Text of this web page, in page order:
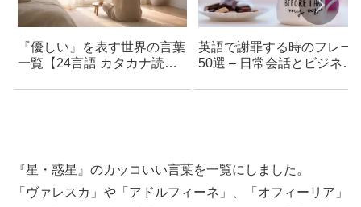
『優しい』を表す世界の言葉
一覧【24言語 カタカナ読み
英語で謝罪する時のフレー
50選 – 日常会話とビジネス
『星・惑星』のカッコいい言葉を一覧にしました。
「ヴァレスカ」や「アドルフィーネ」、「オフィーリア」